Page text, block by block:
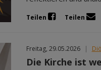
Teilen Teilen
Freitag, 29.05.2026 |
Die Kirche ist